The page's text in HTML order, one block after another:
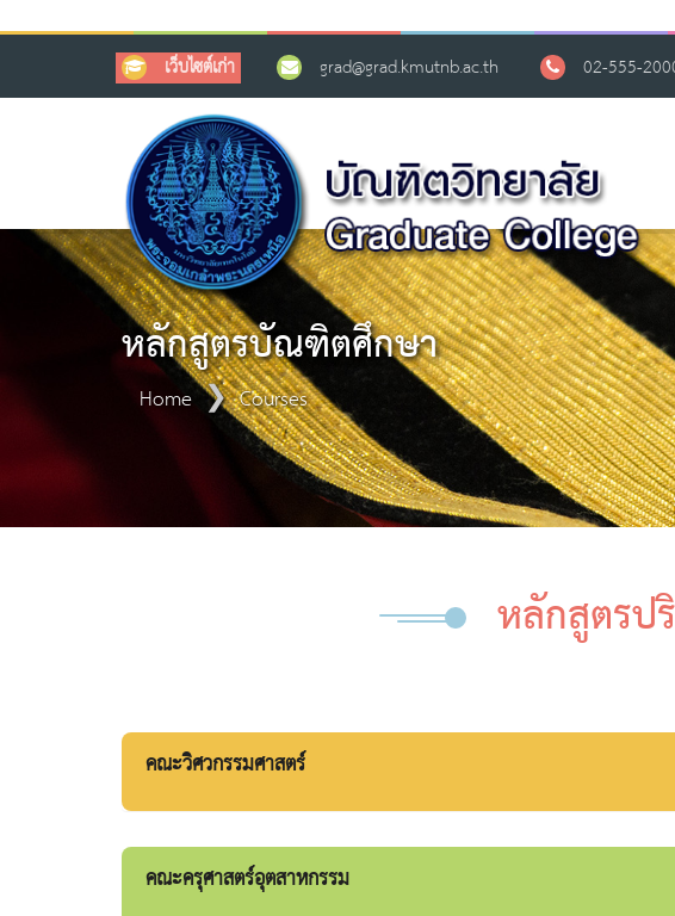
เว็บไซต์เก่า grad@grad.kmutnb.ac.th 02-555-
หลักสูตรบัณฑิตศึกษา
Home Courses
หลักสูตรป
คณะวิศวกรรมศาสตร์
คณะครุศาสตร์อุตสาหกรรม